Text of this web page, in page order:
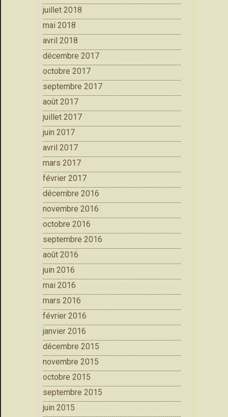
juillet 2018
mai 2018
avril 2018
décembre 2017
octobre 2017
septembre 2017
août 2017
juillet 2017
juin 2017
avril 2017
mars 2017
février 2017
décembre 2016
novembre 2016
octobre 2016
septembre 2016
août 2016
juin 2016
mai 2016
mars 2016
février 2016
janvier 2016
décembre 2015
novembre 2015
octobre 2015
septembre 2015
juin 2015